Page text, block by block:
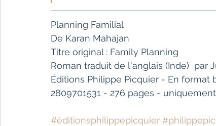
Planning Familial
De Karan Mahajan
Titre original : Family Planning
Roman traduit de l'anglais (Inde)  par
Éditions Philippe Picquier - En format
2809701531 - 276 pages -
#éditionsphilippepicquier